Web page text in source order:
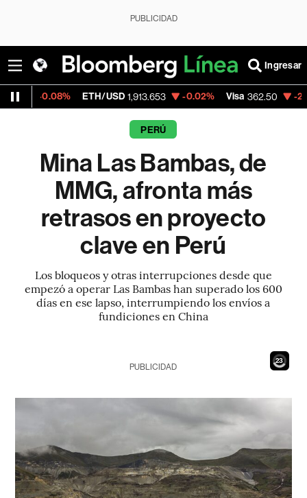
PUBLICIDAD
Ingresar
ETH/USD 1,913.653 -0.02% Visa 362.50 -2.15%
PERÚ
Mina Las Bambas, de
MMG, afronta más
retrasos en proyecto
clave en Perú
Los bloqueos y otras interrupciones desde que
empezó a operar Las Bambas han superado los 600
días en ese lapso, interrumpiendo los envíos a
fundiciones en China
21
PUBLICIDAD